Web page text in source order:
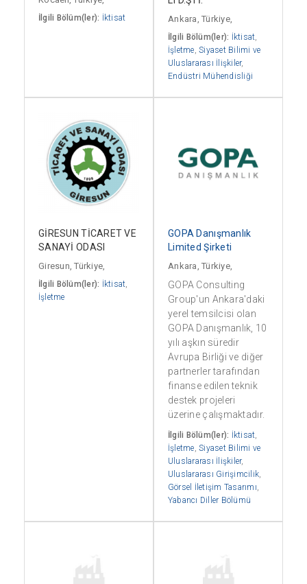
İlgili Bölüm(ler): İktisat Ankara, Türkiye,
İlgili Bölüm(ler): İktisat,
İşletme,Siyaset Bilimi ve
Uluslararası İlişkiler,
Endüstri Mühendisliği
GİRESUN TİCARET VE
SANAYİ ODASI
Giresun, Türkiye,
İlgili Bölüm(ler): İktisat,
İşletme
GOPA Danışmanlık
Limited Şirketi
Ankara, Türkiye,
GOPA Consulting
Group'un Ankara'daki
yerel temsilcisi olan
GOPA Danışmanlık, 10
yılı aşkın süredir
Avrupa Birliği ve diğer
partnerler tarafından
finanse edilen teknik
destek projeleri
üzerine çalışmaktadır.
İlgili Bölüm(ler): İktisat,
İşletme,Siyaset Bilimi ve
Uluslararası İlişkiler,
Uluslararası Girişimcilik,
Görsel İletişim Tasarımı,
Yabancı Diller Bölümü